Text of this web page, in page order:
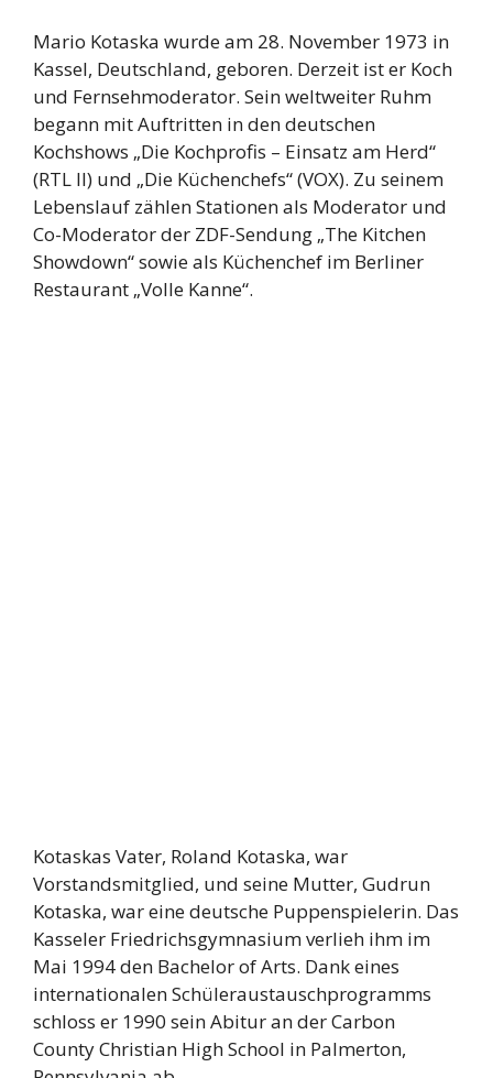
Mario Kotaska wurde am 28. November 1973 in
Kassel, Deutschland, geboren. Derzeit ist er Koch
und Fernsehmoderator. Sein weltweiter Ruhm
begann mit Auftritten in den deutschen
Kochshows „Die Kochprofis – Einsatz am Herd“
(RTL II) und „Die Küchenchefs“ (VOX). Zu seinem
Lebenslauf zählen Stationen als Moderator und
Co-Moderator der ZDF-Sendung „The Kitchen
Showdown“ sowie als Küchenchef im Berliner
Restaurant „Volle Kanne“.
Kotaskas Vater, Roland Kotaska, war
Vorstandsmitglied, und seine Mutter, Gudrun
Kotaska, war eine deutsche Puppenspielerin. Das
Kasseler Friedrichsgymnasium verlieh ihm im
Mai 1994 den Bachelor of Arts. Dank eines
internationalen Schüleraustauschprogramms
schloss er 1990 sein Abitur an der Carbon
County Christian High School in Palmerton,